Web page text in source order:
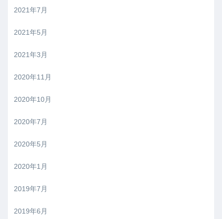
2021年7月
2021年5月
2021年3月
2020年11月
2020年10月
2020年7月
2020年5月
2020年1月
2019年7月
2019年6月